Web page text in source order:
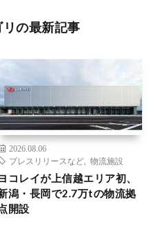
リの最新記事
2026.08.06
プレスリリースなど
物流施設
コレイが上信越エリア初、
潟・長岡で2.7万tの物流拠
開設